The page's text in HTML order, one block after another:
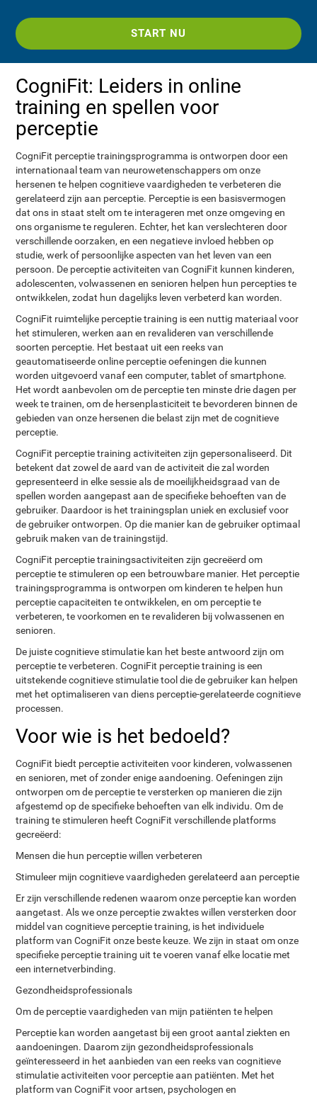
START NU
CogniFit: Leiders in online
training en spellen voor
perceptie
CogniFit perceptie trainingsprogramma is ontworpen door een
internationaal team van neurowetenschappers om onze
hersenen te helpen cognitieve vaardigheden te verbeteren die
gerelateerd zijn aan perceptie. Perceptie is een basisvermogen
dat ons in staat stelt om te interageren met onze omgeving en
ons organisme te reguleren. Echter, het kan verslechteren door
verschillende oorzaken, en een negatieve invloed hebben op
studie, werk of persoonlijke aspecten van het leven van een
persoon. De perceptie activiteiten van CogniFit kunnen kinderen,
adolescenten, volwassenen en senioren helpen hun percepties te
ontwikkelen, zodat hun dagelijks leven verbeterd kan worden.
CogniFit ruimtelijke perceptie training is een nuttig materiaal voor
het stimuleren, werken aan en revalideren van verschillende
soorten perceptie. Het bestaat uit een reeks van
geautomatiseerde online perceptie oefeningen die kunnen
worden uitgevoerd vanaf een computer, tablet of smartphone.
Het wordt aanbevolen om de perceptie ten minste drie dagen per
week te trainen, om de hersenplasticiteit te bevorderen binnen de
gebieden van onze hersenen die belast zijn met de cognitieve
perceptie.
CogniFit perceptie training activiteiten zijn gepersonaliseerd. Dit
betekent dat zowel de aard van de activiteit die zal worden
gepresenteerd in elke sessie als de moeilijkheidsgraad van de
spellen worden aangepast aan de specifieke behoeften van de
gebruiker. Daardoor is het trainingsplan uniek en exclusief voor
de gebruiker ontworpen. Op die manier kan de gebruiker optimaal
gebruik maken van de trainingstijd.
CogniFit perceptie trainingsactiviteiten zijn gecreëerd om
perceptie te stimuleren op een betrouwbare manier. Het perceptie
trainingsprogramma is ontworpen om kinderen te helpen hun
perceptie capaciteiten te ontwikkelen, en om perceptie te
verbeteren, te voorkomen en te revalideren bij volwassenen en
senioren.
De juiste cognitieve stimulatie kan het beste antwoord zijn om
perceptie te verbeteren. CogniFit perceptie training is een
uitstekende cognitieve stimulatie tool die de gebruiker kan helpen
met het optimaliseren van diens perceptie-gerelateerde cognitieve
processen.
Voor wie is het bedoeld?
CogniFit biedt perceptie activiteiten voor kinderen, volwassenen
en senioren, met of zonder enige aandoening. Oefeningen zijn
ontworpen om de perceptie te versterken op manieren die zijn
afgestemd op de specifieke behoeften van elk individu. Om de
training te stimuleren heeft CogniFit verschillende platforms
gecreëerd:
Mensen die hun perceptie willen verbeteren
Stimuleer mijn cognitieve vaardigheden gerelateerd aan perceptie
Er zijn verschillende redenen waarom onze perceptie kan worden
aangetast. Als we onze perceptie zwaktes willen versterken door
middel van cognitieve perceptie training, is het individuele
platform van CogniFit onze beste keuze. We zijn in staat om onze
specifieke perceptie training uit te voeren vanaf elke locatie met
een internetverbinding.
Gezondheidsprofessionals
Om de perceptie vaardigheden van mijn patiënten te helpen
Perceptie kan worden aangetast bij een groot aantal ziekten en
aandoeningen. Daarom zijn gezondheidsprofessionals
geïnteresseerd in het aanbieden van een reeks van cognitieve
stimulatie activiteiten voor perceptie aan patiënten. Met het
platform van CogniFit voor artsen, psychologen en